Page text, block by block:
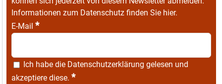
Informationen zum Datenschutz finden Sie hier.
E-Mail *
Ich habe die Datenschutzerklärung gelesen und
akzeptiere diese. *